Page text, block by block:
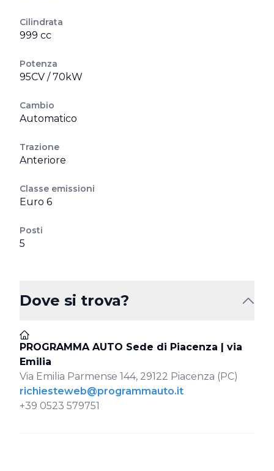
Cilindrata
999 cc
Potenza
95CV / 70kW
Cambio
Automatico
Trazione
Anteriore
Classe emissioni
Euro 6
Posti
5
Dove si trova?
PROGRAMMA AUTO Sede di Piacenza | via
Emilia
Via Emilia Parmense 144, 29122 Piacenza (PC)
richiesteweb@programmauto.it
+39 0523 579751